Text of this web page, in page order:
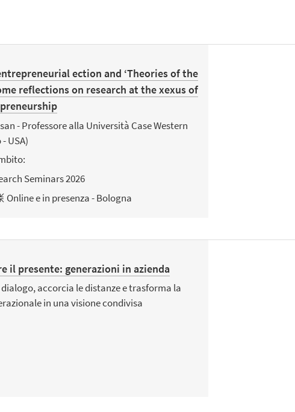
ection and ‘Theories of the
reflections on research at the xexus of
- Professore alla Università Case Western
USA)
Seminars 2026
Online e in presenza - Bologna
il presente: generazioni in azienda
accorcia le distanze e trasforma la
in una visione condivisa